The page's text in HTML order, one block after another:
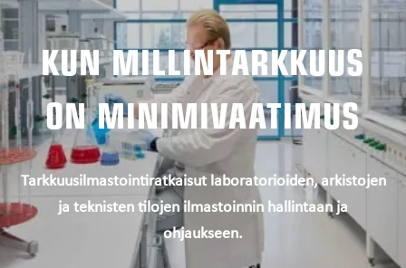
KUN MILLINTARKKUUS
ON MINIMIVAATIMUS
Tarkkuusilmastointiratkaisut laboratorioiden, arkistojen
ja teknisten tilojen ilmastoinnin hallintaan ja
ohjaukseen.